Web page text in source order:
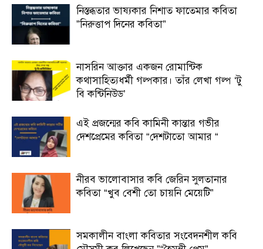
নিস্তব্ধতার ভাষ্যকার নিশাত ফাতেমার কবিতা
”নিরুত্তাপ দিনের কবিতা”
নাসরিন আক্তার একজন রোমান্টিক
কথাসাহিত্যধর্মী গল্পকার। তাঁর লেখা গল্প ‘টু
বি কন্টিনিউড’
এই প্রজন্মের কবি কামিনী কান্তার গভীর
দেশপ্রেমের কবিতা “দেশটাতো আমার “
নীরব ভালোবাসার কবি জেরিন সুলতানার
কবিতা “খুব বেশী তো চায়নি মেয়েটি”
সমকালীন বাংলা কবিতার সংবেদনশীল কবি